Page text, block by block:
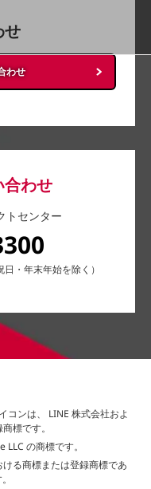
せ
わせ
合わせ
トセンター
・年末年始を除く）
コンは、 LINE 株式会社およ
標です。
の商標です。
る商標または登録商標であ